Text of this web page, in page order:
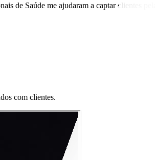
de Saúde me ajudaram a captar clientes
com clientes.